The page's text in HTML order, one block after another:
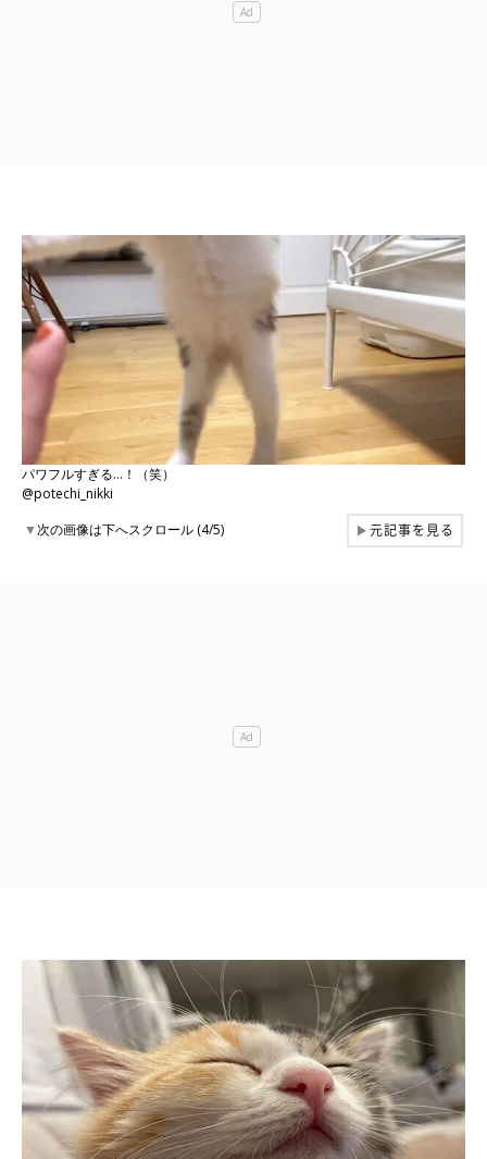
パワフルすぎる…！（笑）
@potechi_nikki
▼次の画像は下へスクロール (4/5) ▶元記事を見る